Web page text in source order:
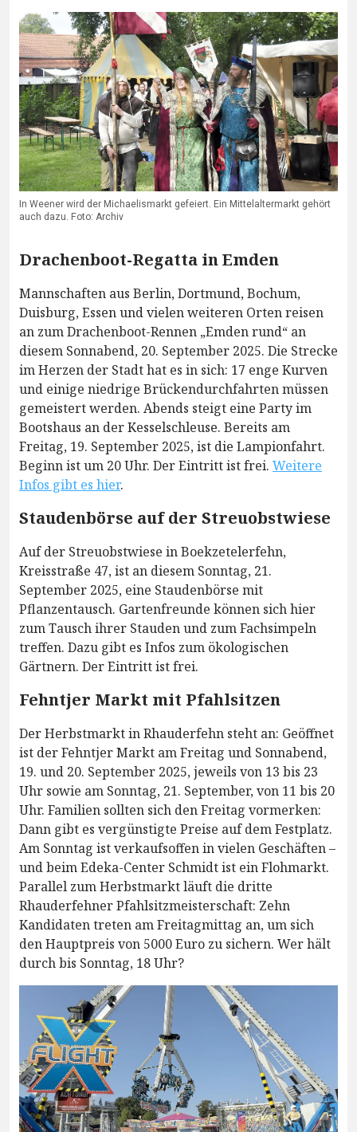
In Weener wird der Michaelismarkt gefeiert. Ein Mittelaltermarkt gehört
auch dazu. Foto: Archiv
Drachenboot-Regatta in Emden
Mannschaften aus Berlin, Dortmund, Bochum,
Duisburg, Essen und vielen weiteren Orten reisen
an zum Drachenboot-Rennen „Emden rund“ an
diesem Sonnabend, 20. September 2025. Die Strecke
im Herzen der Stadt hat es in sich: 17 enge Kurven
und einige niedrige Brückendurchfahrten müssen
gemeistert werden. Abends steigt eine Party im
Bootshaus an der Kesselschleuse. Bereits am
Freitag, 19. September 2025, ist die Lampionfahrt.
Beginn ist um 20 Uhr. Der Eintritt ist frei. Weitere
Infos gibt es hier.
Staudenbörse auf der Streuobstwiese
Auf der Streuobstwiese in Boekzetelerfehn,
Kreisstraße 47, ist an diesem Sonntag, 21.
September 2025, eine Staudenbörse mit
Pflanzentausch. Gartenfreunde können sich hier
zum Tausch ihrer Stauden und zum Fachsimpeln
treffen. Dazu gibt es Infos zum ökologischen
Gärtnern. Der Eintritt ist frei.
Fehntjer Markt mit Pfahlsitzen
Der Herbstmarkt in Rhauderfehn steht an: Geöffnet
ist der Fehntjer Markt am Freitag und Sonnabend,
19. und 20. September 2025, jeweils von 13 bis 23
Uhr sowie am Sonntag, 21. September, von 11 bis 20
Uhr. Familien sollten sich den Freitag vormerken:
Dann gibt es vergünstigte Preise auf dem Festplatz.
Am Sonntag ist verkaufsoffen in vielen Geschäften –
und beim Edeka-Center Schmidt ist ein Flohmarkt.
Parallel zum Herbstmarkt läuft die dritte
Rhauderfehner Pfahlsitzmeisterschaft: Zehn
Kandidaten treten am Freitagmittag an, um sich
den Hauptpreis von 5000 Euro zu sichern. Wer hält
durch bis Sonntag, 18 Uhr?